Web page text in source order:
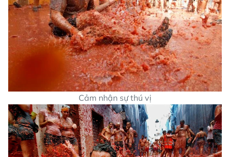
Cảm nhận sự thú vị